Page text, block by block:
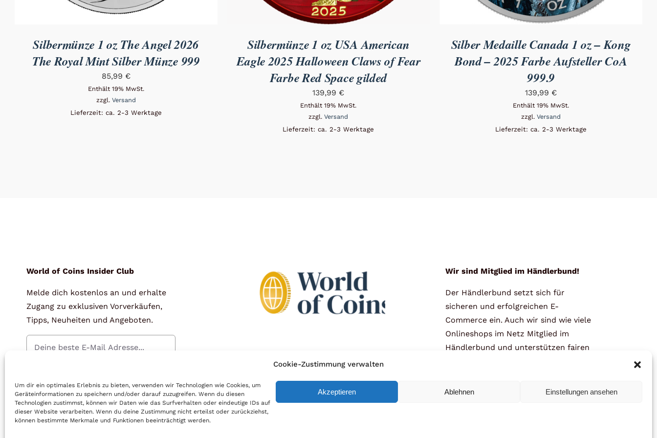
Cookie-Zustimmung verwalten
Um dir ein optimales Erlebnis zu bieten, verwenden wir Technologien wie Cookies, um
Geräteinformationen zu speichern und/oder darauf zuzugreifen. Wenn du diesen
Technologien zustimmst, können wir Daten wie das Surfverhalten oder eindeutige IDs auf
dieser Website verarbeiten. Wenn du deine Zustimmung nicht erteilst oder zurückziehst,
können bestimmte Merkmale und Funktionen beeinträchtigt werden.
Akzeptieren Ablehnen Einstellungen ansehen
Silbermünze 1 oz The Angel 2026
The Royal Mint Silber Münze 999
85,99 €
Enthält 19% MwSt.
zzgl. Versand
Lieferzeit: ca. 2-3 Werktage
Silbermünze 1 oz USA American
Eagle 2025 Halloween Claws of Fear
Farbe Red Space gilded
139,99 €
Enthält 19% MwSt.
zzgl.Versand
Lieferzeit: ca. 2-3 Werktage
Silber Medaille Canada 1 oz – Kong
Bond – 2025 Farbe Aufsteller CoA
999.9
139,99 €
Enthält 19% MwSt.
zzgl.Versand
Lieferzeit: ca. 2-3 Werktage
World of Coins Insider Club
Melde dich kostenlos an und erhalte
Zugang zu exklusiven Vorverkäufen,
Tipps, Neuheiten und Angeboten.
Wir sind Mitglied im Händlerbund!
Der Händlerbund setzt sich für
sicheren und erfolgreichen E-
Commerce ein. Auch wir sind wie viele
Onlineshops im Netz Mitglied im
Händlerbund und unterstützen fairen